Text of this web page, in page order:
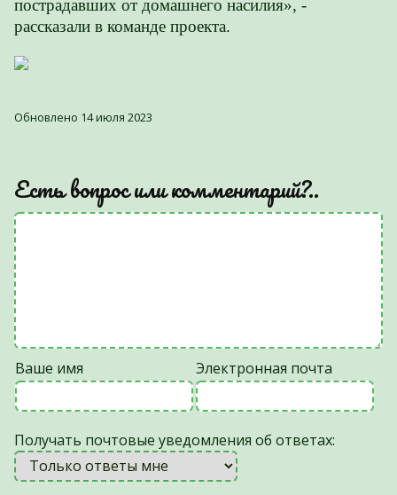
пострадавших от домашнего насилия», -
рассказали в команде проекта.
Обновлено 14 июля 2023
Есть вопрос или комментарий?..
Ваше имя Электронная почта
Получать почтовые уведомления об ответах: